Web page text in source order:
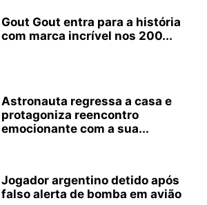
Gout Gout entra para a história
com marca incrível nos 200...
Astronauta regressa a casa e
protagoniza reencontro
emocionante com a sua...
Jogador argentino detido após
falso alerta de bomba em avião